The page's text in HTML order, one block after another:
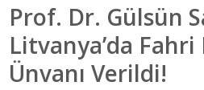
Prof. Dr. Gülsün
Litvanya’da
Ünvanı Verildi!